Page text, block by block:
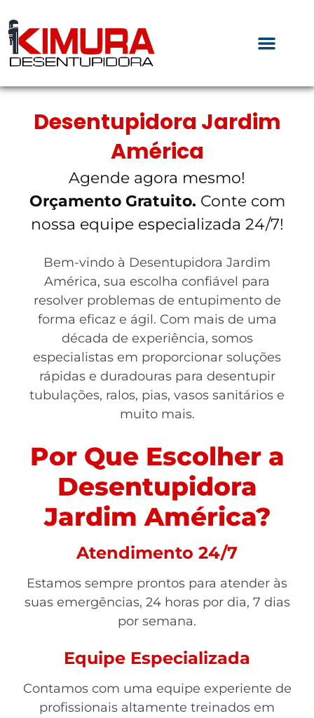
Desentupidora Jardim
América
Agende agora mesmo!
Orçamento Gratuito. Conte com
nossa equipe especializada 24/7!
Bem-vindo à Desentupidora Jardim
América, sua escolha confiável para
resolver problemas de entupimento de
forma eficaz e ágil. Com mais de uma
década de experiência, somos
especialistas em proporcionar soluções
rápidas e duradouras para desentupir
tubulações, ralos, pias, vasos sanitários e
muito mais.
Por Que Escolher a
Desentupidora
Jardim América?
Atendimento 24/7
Estamos sempre prontos para atender às
suas emergências, 24 horas por dia, 7 dias
por semana.
Equipe Especializada
Contamos com uma equipe experiente de
profissionais altamente treinados em